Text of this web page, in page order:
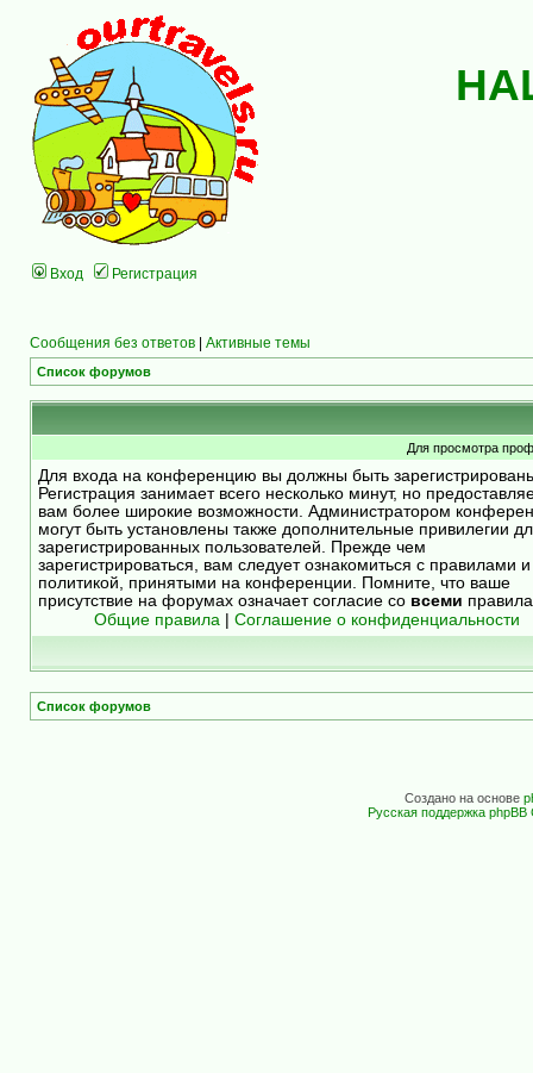
Вход Регистрация
Сообщения без ответов | Активные темы
Список форумов
Для просмотра
Для входа на конференцию вы должны быть
Регистрация занимает всего несколько минут, но
вам более широкие возможности. Администратором
могут быть установлены также дополнительные привилегии
зарегистрированных пользователей. Прежде чем
зарегистрироваться, вам следует ознакомиться с правилами и
политикой, принятыми на конференции. Помните, что ваше
присутствие на форумах означает согласие со всеми
Общие правила
Соглашение о конфиденциальности
Список форумов
Создано на основе
Русская поддержка phpBB